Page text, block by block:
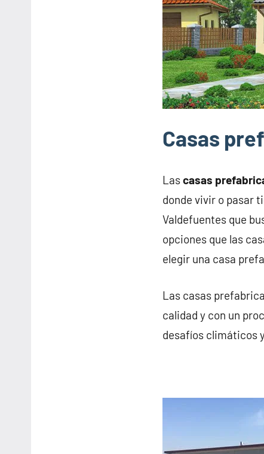
Casas
Lascasas
donde vivir o pasar
Valdefuentes que
opciones que las
elegir una casa
Las casas
calidad y con un
desafíos climáticos